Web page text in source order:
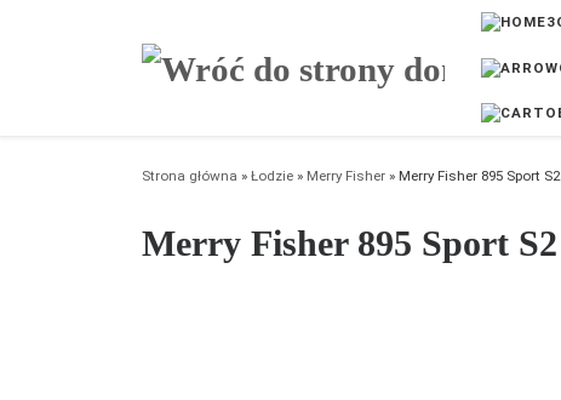
Strona główna » Łodzie » Merry Fisher » Merry Fisher 895 Sport S2
Merry Fisher 895 Sport S2